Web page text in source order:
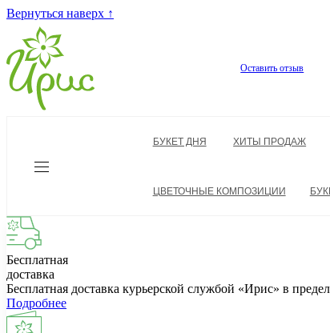
Вернуться наверх ↑
Оставить отзыв
БУКЕТ ДНЯ ХИТЫ ПРОДАЖ
ЦВЕТОЧНЫЕ КОМПОЗИЦИИ
Бесплатная
доставка
Бесплатная доставка курьерской службой «Ирис» в
Подробнее